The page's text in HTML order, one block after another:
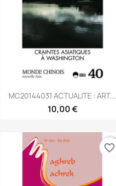
Aperçu rapide
MC20144031 ACTUALITE : ART...
10,00 €
favorite_border